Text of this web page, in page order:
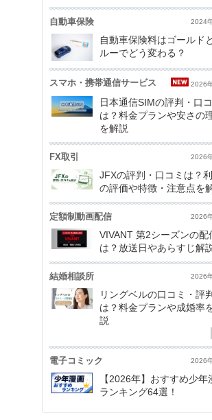
自動車保険 2024
自動車保険料はゴールド
ルーでどう変わる？
スマホ・携帯通信サービス 2026
日本通信SIMの評判・口コ
は？料金プランや安さの
を解説
FX取引 2026
JFXの評判・口コミは？
の評価や特徴・注意点を
定額制動画配信 2026
VIVANT 第2シーズンの配
は？放送日やあらすじ解
結婚相談所 2026
リングベルの口コミ・評判
は？料金プランや成婚率
説
電子コミック 2026
【2026年】おすすめ少年
ランキング64選！